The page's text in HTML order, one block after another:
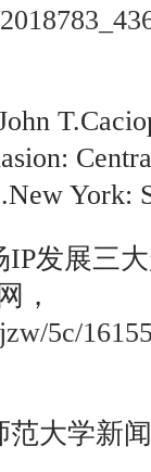
York:
展三大
，
5c/
大学新闻